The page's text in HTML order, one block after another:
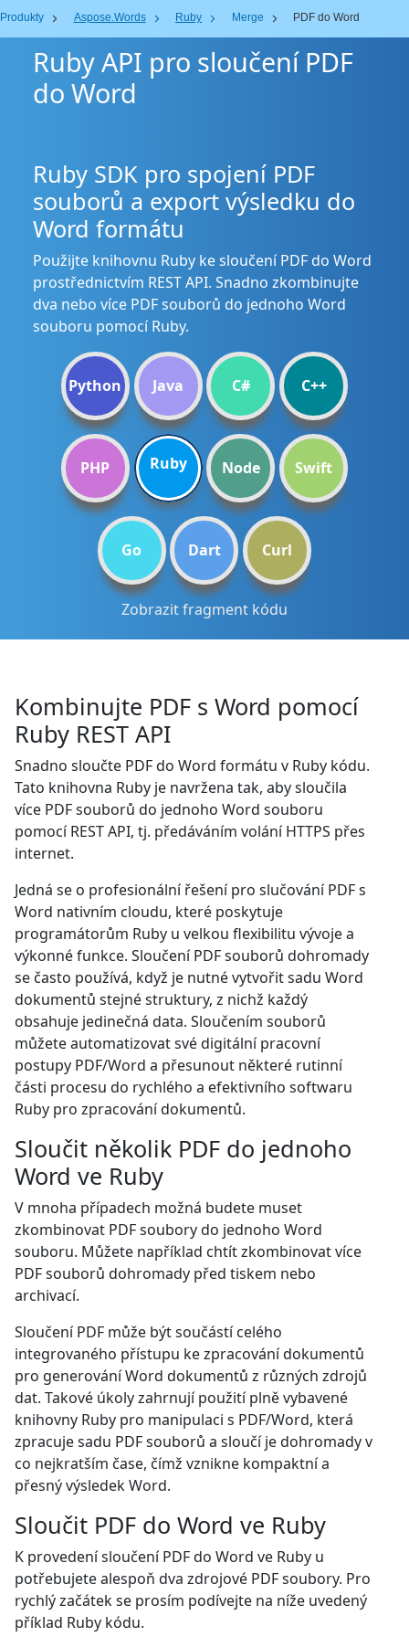
Produkty Aspose.Words Ruby Merge PDF do Word
Ruby API pro sloučení PDF
do Word
Ruby SDK pro spojení PDF
souborů a export výsledku do
Word formátu
Použijte knihovnu Ruby ke sloučení PDF do Word
prostřednictvím REST API. Snadno zkombinujte
dva nebo více PDF souborů do jednoho Word
souboru pomocí Ruby.
Python Java C# C++
PHP Ruby Node Swift
Go Dart Curl
Zobrazit fragment kódu
Kombinujte PDF s Word pomocí
Ruby REST API
Snadno sloučte PDF do Word formátu v Ruby kódu.
Tato knihovna Ruby je navržena tak, aby sloučila
více PDF souborů do jednoho Word souboru
pomocí REST API, tj. předáváním volání HTTPS přes
internet.
Jedná se o profesionální řešení pro slučování PDF s
Word nativním cloudu, které poskytuje
programátorům Ruby u velkou flexibilitu vývoje a
výkonné funkce. Sloučení PDF souborů dohromady
se často používá, když je nutné vytvořit sadu Word
dokumentů stejné struktury, z nichž každý
obsahuje jedinečná data. Sloučením souborů
můžete automatizovat své digitální pracovní
postupy PDF/Word a přesunout některé rutinní
části procesu do rychlého a efektivního softwaru
Ruby pro zpracování dokumentů.
Sloučit několik PDF do jednoho
Word ve Ruby
V mnoha případech možná budete muset
zkombinovat PDF soubory do jednoho Word
souboru. Můžete například chtít zkombinovat více
PDF souborů dohromady před tiskem nebo
archivací.
Sloučení PDF může být součástí celého
integrovaného přístupu ke zpracování dokumentů
pro generování Word dokumentů z různých zdrojů
dat. Takové úkoly zahrnují použití plně vybavené
knihovny Ruby pro manipulaci s PDF/Word, která
zpracuje sadu PDF souborů a sloučí je dohromady v
co nejkratším čase, čímž vznikne kompaktní a
přesný výsledek Word.
Sloučit PDF do Word ve Ruby
K provedení sloučení PDF do Word ve Ruby u
potřebujete alespoň dva zdrojové PDF soubory. Pro
rychlý začátek se prosím podívejte na níže uvedený
příklad Ruby kódu.